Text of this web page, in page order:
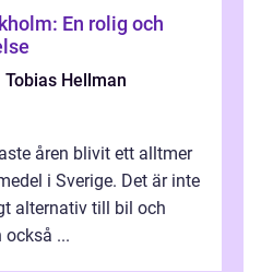
En rolig och
Tobias Hellman
åren blivit ett alltmer
i Sverige. Det är inte
alternativ till bil och
också ...